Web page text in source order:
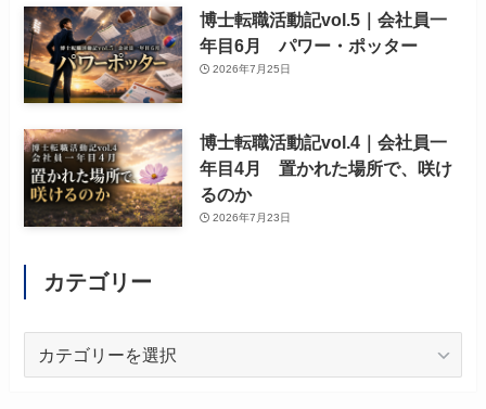
博士転職活動記vol.5｜会社員一
年目6月 パワー・ポッター
2026年7月25日
博士転職活動記vol.4｜会社員一
年目4月 置かれた場所で、咲け
るのか
2026年7月23日
カテゴリー